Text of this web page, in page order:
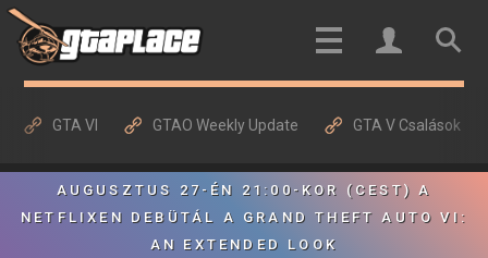
GTA VI GTAO Weekly Update GTA V Csalások
AUGUSZTUS 27-ÉN 21:00-KOR (CEST) A
NETFLIXEN DEBÜTÁL A GRAND THEFT AUTO VI:
AN EXTENDED LOOK